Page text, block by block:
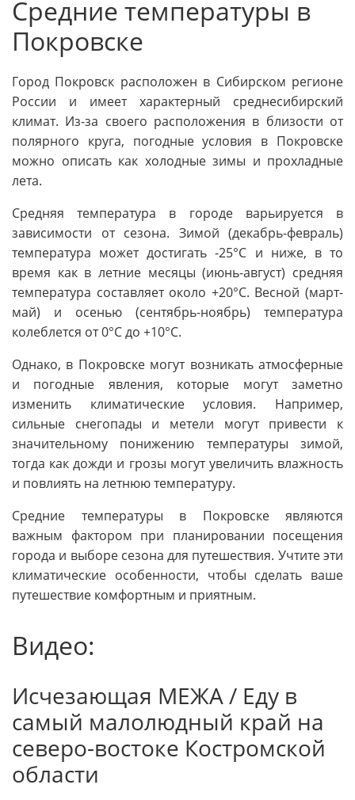
Средние температуры в
Покровске
Город Покровск расположен в Сибирском регионе
России и имеет характерный среднесибирский
климат. Из-за своего расположения в близости от
полярного круга, погодные условия в Покровске
можно описать как холодные зимы и прохладные
лета.
Средняя температура в городе варьируется в
зависимости от сезона. Зимой (декабрь-февраль)
температура может достигать -25°C и ниже, в то
время как в летние месяцы (июнь-август) средняя
температура составляет около +20°C. Весной (март-
май) и осенью (сентябрь-ноябрь) температура
колеблется от 0°C до +10°C.
Однако, в Покровске могут возникать атмосферные
и погодные явления, которые могут заметно
изменить климатические условия. Например,
сильные снегопады и метели могут привести к
значительному понижению температуры зимой,
тогда как дожди и грозы могут увеличить влажность
и повлиять на летнюю температуру.
Средние температуры в Покровске являются
важным фактором при планировании посещения
города и выборе сезона для путешествия. Учтите эти
климатические особенности, чтобы сделать ваше
путешествие комфортным и приятным.
Видео:
Исчезающая МЕЖА / Еду в
самый малолюдный край на
северо-востоке Костромской
области